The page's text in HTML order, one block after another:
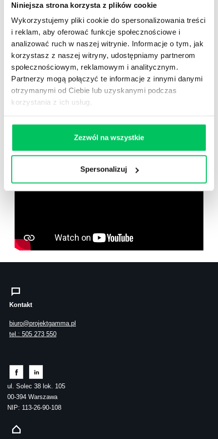
Niniejsza strona korzysta z plików cookie
Wykorzystujemy pliki cookie do spersonalizowania treści
i reklam, aby oferować funkcje społecznościowe i
analizować ruch w naszej witrynie. Informacje o tym, jak
korzystasz z naszej witryny, udostępniamy partnerom
społecznościowym, reklamowym i analitycznym.
Partnerzy mogą połączyć te informacje z innymi danymi
otrzymanymi od Ciebie lub uzyskanymi podczas
korzystania z ich usług.
Zezwól na wszystkie
Spersonalizuj
14h nagrań raportów w wersji audiobook
i wiele więcej
Nowy użytkownik?
Zarejestruj się
Zobacz co znajdziesz
Kontakt
biuro@projektgamma.pl
tel.: 505 273 550
ul. Solec 38 lok. 105
00-394 Warszawa
NIP: 113-26-90-108